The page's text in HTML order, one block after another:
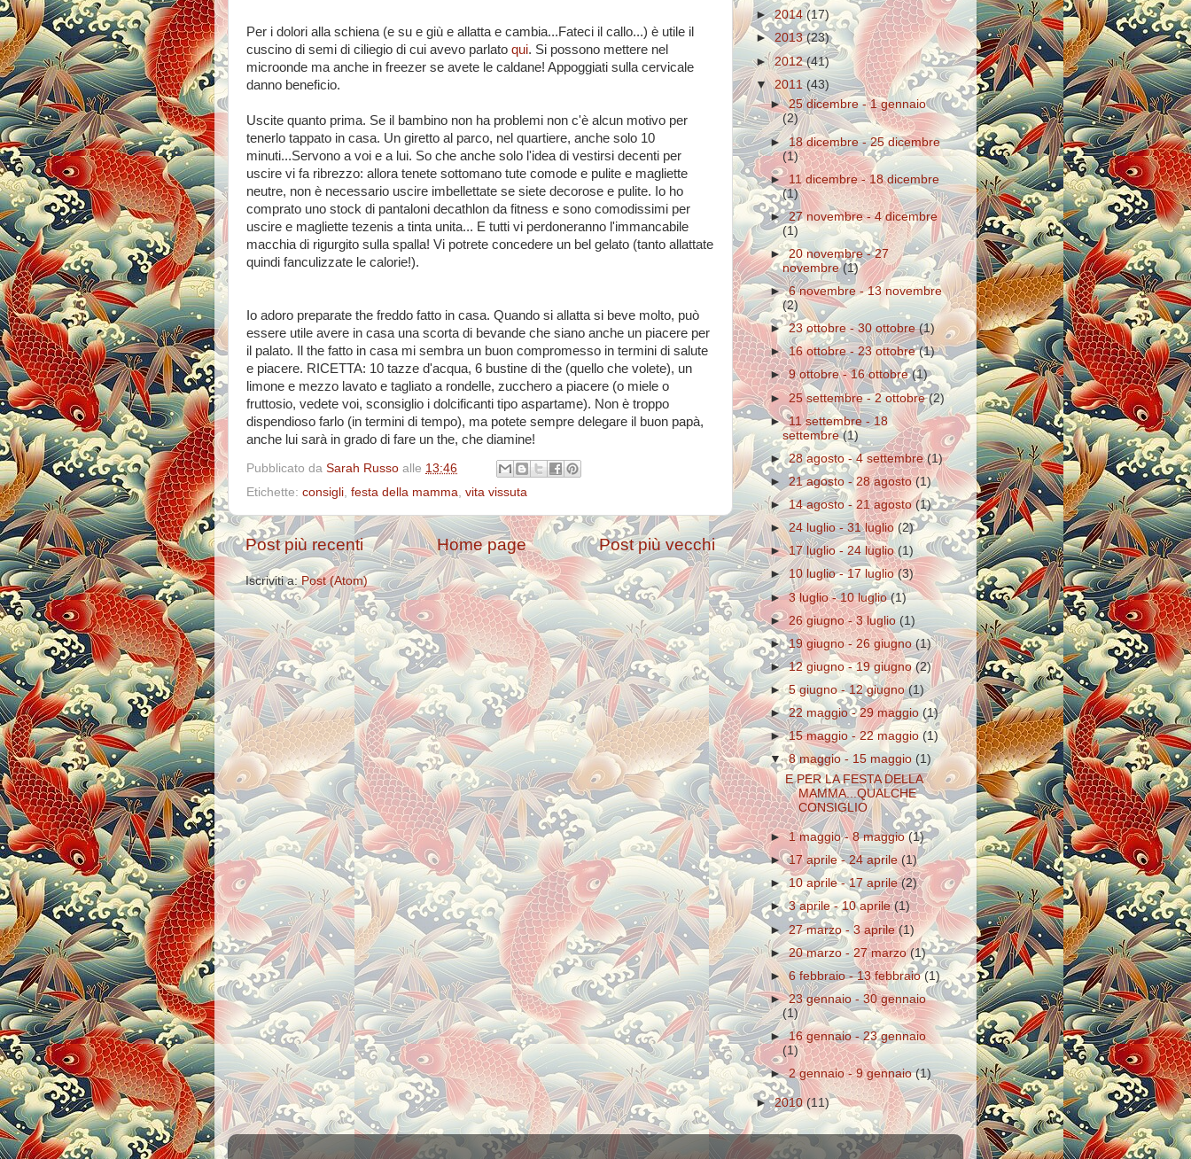
Per i dolori alla schiena (e su e giù e allatta e cambia...Fateci il callo...) è utile il
cuscino di semi di ciliegio di cui avevo parlato qui. Si possono mettere nel
microonde ma anche in freezer se avete le caldane! Appoggiati sulla cervicale
danno beneficio.
Uscite quanto prima. Se il bambino non ha problemi non c'è alcun motivo per
tenerlo tappato in casa. Un giretto al parco, nel quartiere, anche solo 10
minuti...Servono a voi e a lui. So che anche solo l'idea di vestirsi decenti per
uscire vi fa ribrezzo: allora tenete sottomano tute comode e pulite e magliette
neutre, non è necessario uscire imbellettate se siete decorose e pulite. Io ho
comprato uno stock di pantaloni decathlon da fitness e sono comodissimi per
uscire e magliette tezenis a tinta unita... E tutti vi perdoneranno l'immancabile
macchia di rigurgito sulla spalla! Vi potrete concedere un bel gelato (tanto allattate
quindi fanculizzate le calorie!).
Io adoro preparate the freddo fatto in casa. Quando si allatta si beve molto, può
essere utile avere in casa una scorta di bevande che siano anche un piacere per
il palato. Il the fatto in casa mi sembra un buon compromesso in termini di salute
e piacere. RICETTA: 10 tazze d'acqua, 6 bustine di the (quello che volete), un
limone e mezzo lavato e tagliato a rondelle, zucchero a piacere (o miele o
fruttosio, vedete voi, sconsiglio i dolcificanti tipo aspartame). Non è troppo
dispendioso farlo (in termini di tempo), ma potete sempre delegare il buon papà,
anche lui sarà in grado di fare un the, che diamine!
Pubblicato da Sarah Russo alle 13:46
Etichette: consigli, festa della mamma, vita vissuta
Post più recenti Post più vecchi
Home page
Iscriviti a:Post (Atom)
►2014(17)
►2013(23)
►2012(41)
▼2011(43)
►25 dicembre - 1 gennaio
(2)
►18 dicembre - 25 dicembre
(1)
►11 dicembre - 18 dicembre
(1)
►27 novembre - 4 dicembre
(1)
►20 novembre - 27
novembre(1)
►6 novembre - 13 novembre
(2)
►23 ottobre - 30 ottobre(1)
►16 ottobre - 23 ottobre(1)
►9 ottobre - 16 ottobre(1)
►25 settembre - 2 ottobre(2)
►11 settembre - 18
settembre(1)
►28 agosto - 4 settembre(1)
►21 agosto - 28 agosto(1)
►14 agosto - 21 agosto(1)
►24 luglio - 31 luglio(2)
►17 luglio - 24 luglio(1)
►10 luglio - 17 luglio(3)
►3 luglio - 10 luglio(1)
►26 giugno - 3 luglio(1)
►19 giugno - 26 giugno(1)
►12 giugno - 19 giugno(2)
►5 giugno - 12 giugno(1)
►22 maggio - 29 maggio(1)
►15 maggio - 22 maggio(1)
▼8 maggio - 15 maggio(1)
E PER LA FESTA DELLA
MAMMA...QUALCHE
CONSIGLIO
►1 maggio - 8 maggio(1)
►17 aprile - 24 aprile(1)
►10 aprile - 17 aprile(2)
►3 aprile - 10 aprile(1)
►27 marzo - 3 aprile(1)
►20 marzo - 27 marzo(1)
►6 febbraio - 13 febbraio(1)
►23 gennaio - 30 gennaio
(1)
►16 gennaio - 23 gennaio
(1)
►2 gennaio - 9 gennaio(1)
►2010(11)